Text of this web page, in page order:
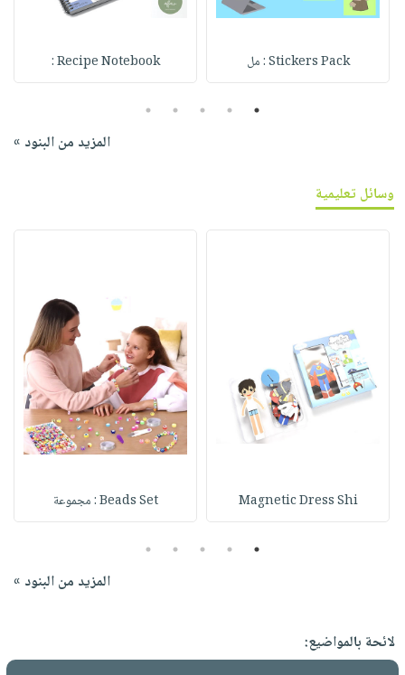
Stickers Pack : مل Recipe Notebook :
1
2
3
4
5
المزيد من البنود »
وسائل تعليمية
Magnetic Dress Shi Beads Set : مجموعة
1
2
3
4
5
المزيد من البنود »
لائحة بالمواضيع: